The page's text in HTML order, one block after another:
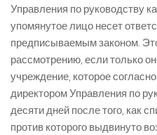
Управления по руководству
упомянутое лицо несет
предписываемым законом.
рассмотрению, если только
учреждение, которое
директором Управления по
десяти дней после того, как
против которого выдвинуто